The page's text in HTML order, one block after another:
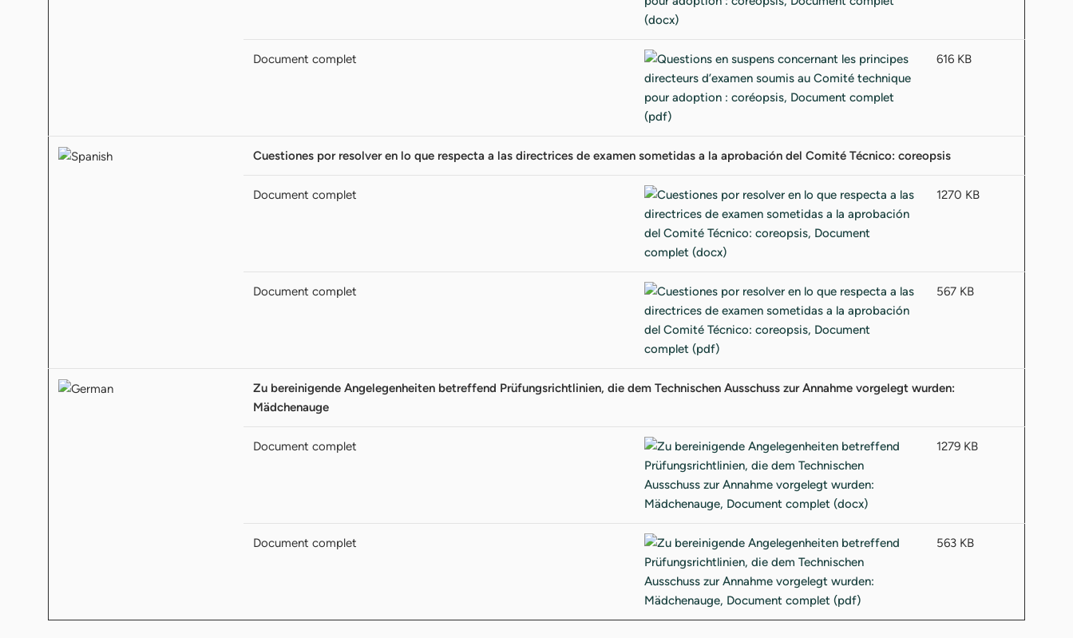
Document complet 616 KB
Cuestiones por resolver en lo que respecta a las directrices de examen sometidas a la aprobación del Comité Técnico: coreopsis
Document complet 1270 KB
Document complet 567 KB
Zu bereinigende Angelegenheiten betreffend Prüfungsrichtlinien, die dem Technischen Ausschuss zur Annahme vorgelegt wurden:
Mädchenauge
Document complet 1279 KB
Document complet 563 KB